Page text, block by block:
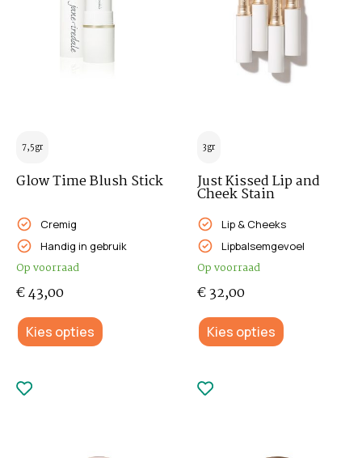
7,5gr
Glow Time Blush Stick
Cremig
Handig in gebruik
Op voorraad
€43,00
Kies opties
3gr
Just Kissed Lip and
Cheek Stain
Lip & Cheeks
Lipbalsemgevoel
Op voorraad
€32,00
Kies opties